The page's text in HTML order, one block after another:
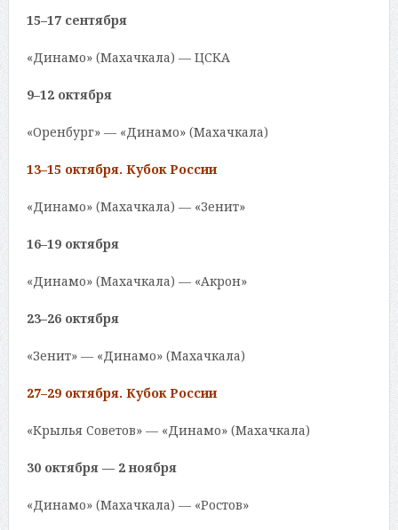
15–17 сентября
«Динамо» (Махачкала) — ЦСКА
9–12 октября
«Оренбург» — «Динамо» (Махачкала)
13–15 октября. Кубок России
«Динамо» (Махачкала) — «Зенит»
16–19 октября
«Динамо» (Махачкала) — «Акрон»
23–26 октября
«Зенит» — «Динамо» (Махачкала)
27–29 октября. Кубок России
«Крылья Советов» — «Динамо» (Махачкала)
30 октября — 2 ноября
«Динамо» (Махачкала) — «Ростов»